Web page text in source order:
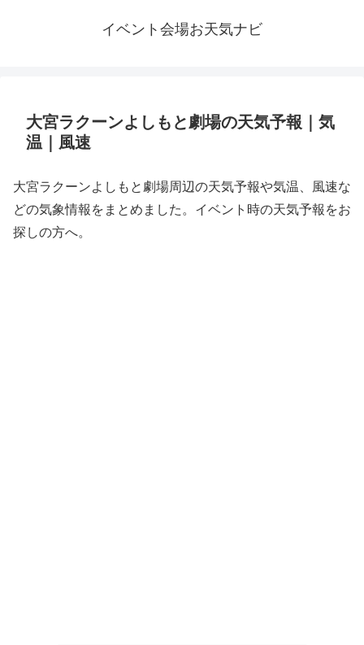
イベント会場お天気ナビ
大宮ラクーンよしもと劇場の天気予報｜気
温｜風速
大宮ラクーンよしもと劇場周辺の天気予報や気温、風速な
どの気象情報をまとめました。イベント時の天気予報をお
探しの方へ。